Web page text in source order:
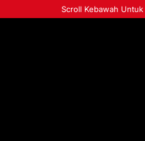
ke
Scroll Kebawah